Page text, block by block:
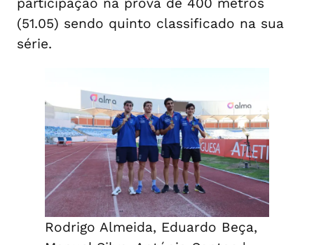
participação na prova de 400 metros
(51.05) sendo quinto classificado na sua
série.
Rodrigo Almeida, Eduardo Beça,